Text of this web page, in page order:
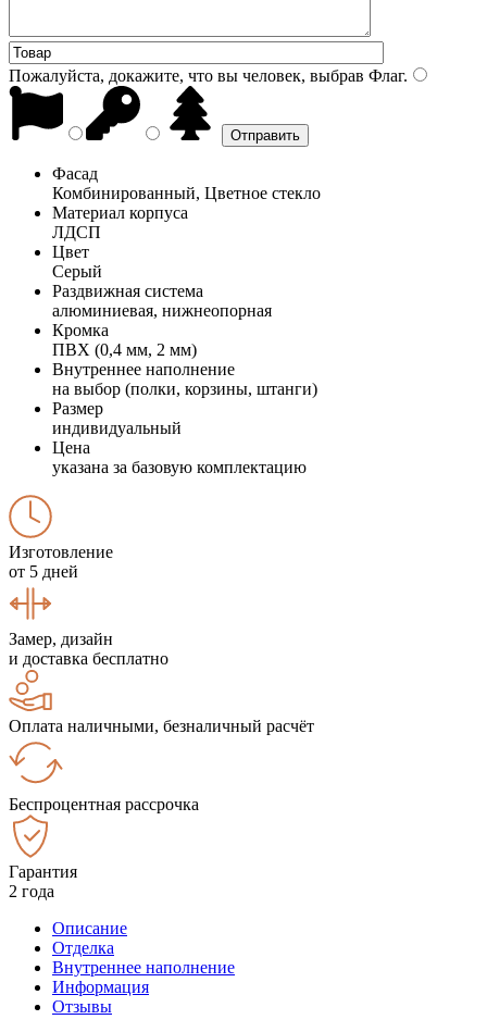
Пожалуйста, докажите, что вы человек, выбрав Флаг.
Фасад
Комбинированный, Цветное стекло
Материал корпуса
ЛДСП
Цвет
Серый
Раздвижная система
алюминиевая, нижнеопорная
Кромка
ПВХ (0,4 мм, 2 мм)
Внутреннее наполнение
на выбор (полки, корзины, штанги)
Размер
индивидуальный
Цена
указана за базовую комплектацию
Изготовление
от 5 дней
Замер, дизайн
и доставка бесплатно
Оплата наличными, безналичный расчёт
Беспроцентная рассрочка
Гарантия
2 года
Описание
Отделка
Внутреннее наполнение
Информация
Отзывы